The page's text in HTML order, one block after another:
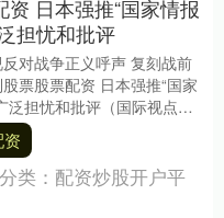
资 日本强推“国家情报
担忧和批评
对战争正义呼声 复刻战前
票股票配资 日本强推“国家
泛担忧和批评（国际视点）
在东京举行集会，抗议高
分类： 配资炒股开户平